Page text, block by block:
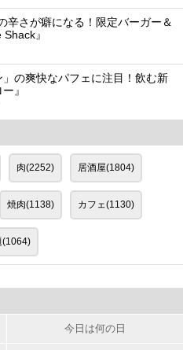
辛さが癖になる！限定バーガー＆
』
の爽快なパフェに注目！飲む新
』
肉(2252) 居酒屋(1804)
焼肉(1138) カフェ(1130)
(1064)
今日は何の日